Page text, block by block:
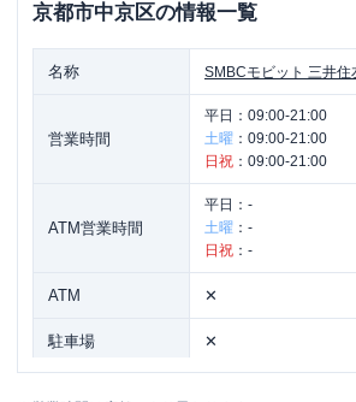
京都市中京区の情報一覧
名称 SMBCモビット 三井住
営業時間
平日： 09:00-21:00
土曜 ： 09:00-21:00
日祝 ： 09:00-21:00
ATM営業時間
平日： -
土曜 ： -
日祝 ： -
ATM ✕
駐車場 ✕